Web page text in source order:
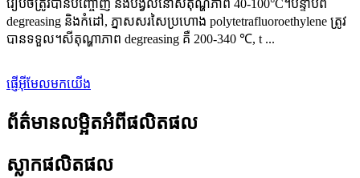
រៀបចំត្រូវបានបញ្ចោញ និងបង្វិលនៅសីតុណ្ហភាព 40-100°C។បន្ទាប់ពី
degreasing និងកំដៅ, ភ្នាសសរសៃប្រហោង polytetrafluoroethylene ត្រូវ
បានទទួល។សីតុណ្ហាភាព degreasing គឺ 200-340 ℃, t ...
ផ្ញើអ៊ីមែលមកយើង
ព័ត៌មានលម្អិតអំពីផលិតផល
ស្លាកផលិតផល